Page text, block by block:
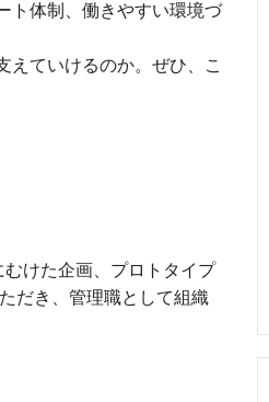
ト体制、働きやすい環境づ
えていけるのか。ぜひ、こ
けた企画、プロトタイプ
だき、管理職として組織